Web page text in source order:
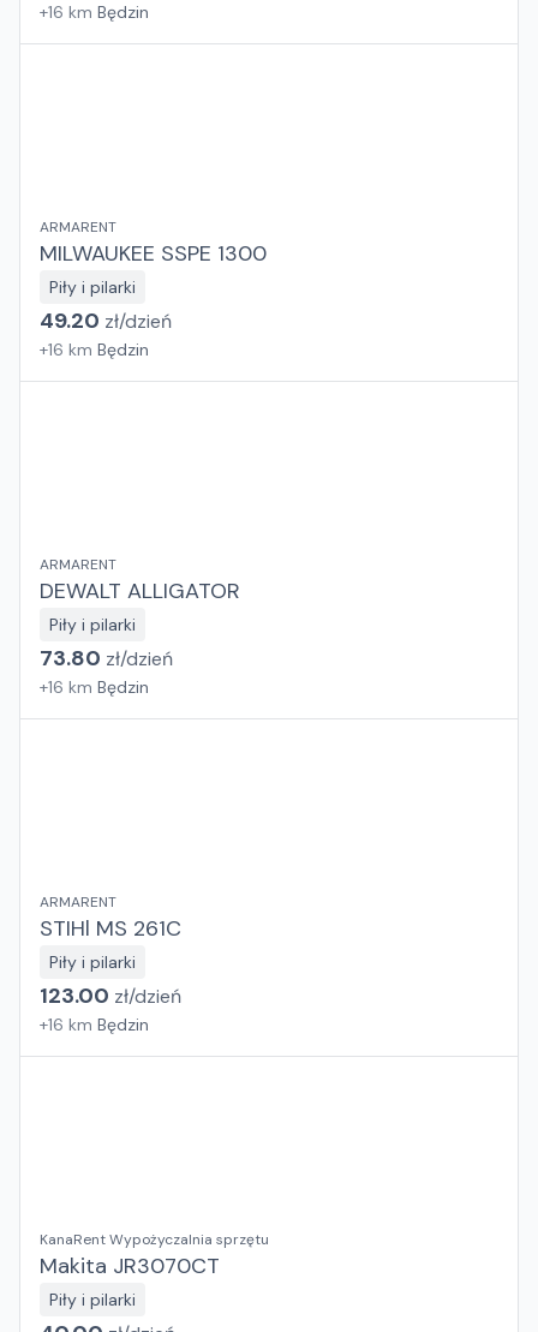
+16 km Będzin
ARMARENT
MILWAUKEE SSPE 1300
Piły i pilarki
49.20 zł/dzień
+16 km Będzin
ARMARENT
DEWALT ALLIGATOR
Piły i pilarki
73.80 zł/dzień
+16 km Będzin
ARMARENT
STIHl MS 261C
Piły i pilarki
123.00 zł/dzień
+16 km Będzin
KanaRent Wypożyczalnia sprzętu
Makita JR3070CT
Piły i pilarki